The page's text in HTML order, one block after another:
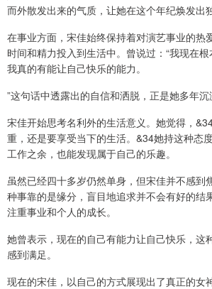
而外散发出来的气质，让她在这个年纪焕发出
在事业方面，宋佳始终保持着对演艺事业的热
时间和精力投入到生活中。曾说过：“我现在根
我真的有能让自己快乐的能力。
”这句话中透露出的自信和洒脱，正是她多年沉
宋佳开始思考名利外的生活意义。她觉得，
重，还是要享受当下的生活。&34她持这种态
工作之余，也能发现属于自己的乐趣。
虽然已经四十多岁仍然单身，但宋佳并不感到
种事靠的是缘分，盲目地追求并不会有好的结
注重事业和个人的成长。
她曾表示，现在的自己有能力让自己快乐，这
感到满足。
现在的宋佳，以自己的方式展现出了真正的女